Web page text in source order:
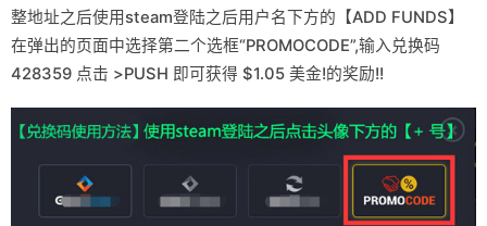
整地址之后使用steam登陆之后用户名下方的【ADD FUNDS】
在弹出的页面中选择第二个选框“PROMOCODE”,输入兑换码
428359 点击 >PUSH 即可获得 $1.05 美金!的奖励!!